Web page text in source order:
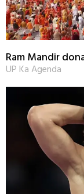
Ram Mandir
UP Ka Agenda